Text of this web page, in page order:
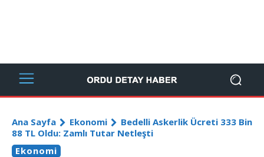
Ana Sayfa Ekonomi
Bedelli Askerlik Ücreti 333 Bin
88 TL Oldu: Zamlı Tutar Netleşti
Ekonomi